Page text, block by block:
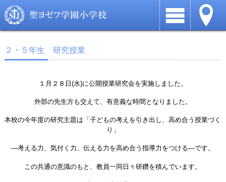
２・５年生 研究授業
１月２８日(水)に公開授業研究会を実施しました。
外部の先生方も交えて、有意義な時間となりました。
本校の今年度の研究主題は「子どもの考えを引き出し、高め合う授業づく
り」
―考える力、気付く力、伝える力を高め合う指導力をつける―です。
この共通の意識のもと、教員一同日々研鑽を積んでいます。